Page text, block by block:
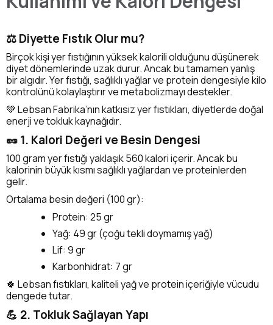
⚖️ Diyette Fıstık Olur mu?
Birçok kişi yer fıstığının yüksek kalorili olduğunu düşünerek
diyet dönemlerinde uzak durur. Ancak bu tamamen yanlış
bir algıdır. Yer fıstığı, sağlıklı yağlar ve protein dengesiyle kilo
kontrolünü kolaylaştırır ve metabolizmayı destekler.
💚 Lebsan Fabrika’nın katkısız yer fıstıkları, diyetlerde doğal
enerji ve tokluk kaynağıdır.
🥜 1. Kalori Değeri ve Besin Dengesi
100 gram yer fıstığı yaklaşık 560 kalori içerir. Ancak bu
kalorinin büyük kısmı sağlıklı yağlardan ve proteinlerden
gelir.
Ortalama besin değeri (100 gr):
Protein: 25 gr
Yağ: 49 gr (çoğu tekli doymamış yağ)
Lif: 9 gr
Karbonhidrat: 7 gr
🍀 Lebsan fıstıkları, kaliteli yağ ve protein içeriğiyle vücudu
dengede tutar.
💪 2. Tokluk Sağlayan Yapı